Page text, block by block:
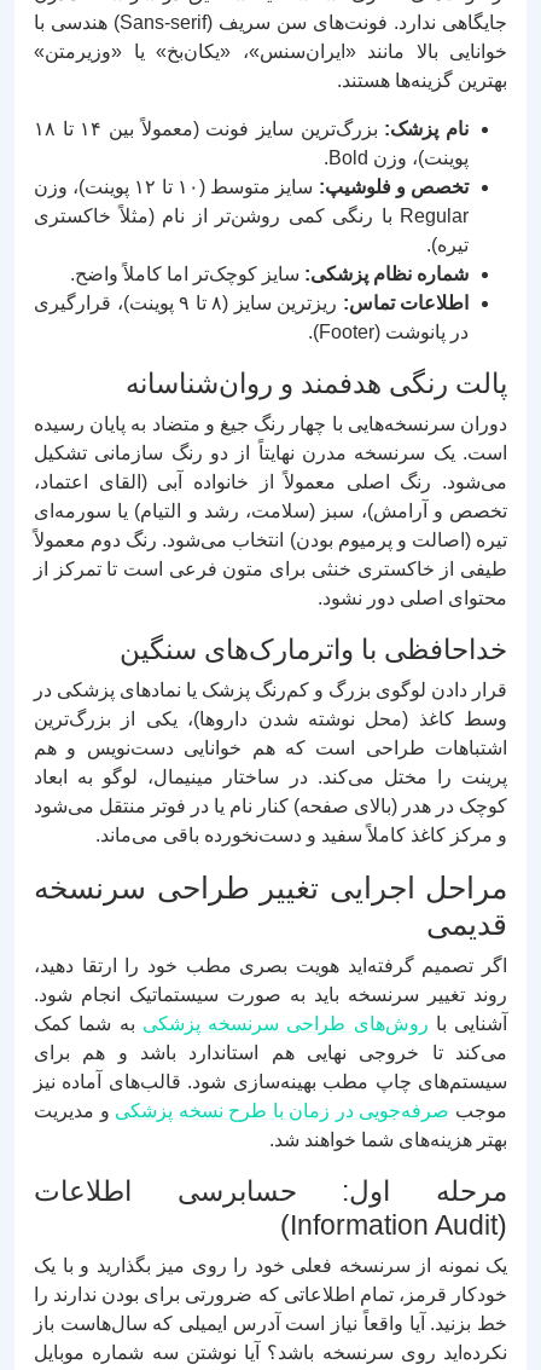
جایگاهی ندارد. فونت‌های سن سریف (Sans-serif) هندسی با
خوانایی بالا مانند «ایران‌سنس»، «یکان‌بخ» یا «وزیرمتن»
بهترین گزینه‌ها هستند.
نام پزشک:
بزرگ‌ترین سایز فونت (معمولاً بین ۱۴ تا ۱۸
پوینت)، وزن Bold.
تخصص و فلوشیپ:
سایز متوسط (۱۰ تا ۱۲ پوینت)، وزن
Regular با رنگی کمی روشن‌تر از نام (مثلاً خاکستری
تیره).
شماره نظام پزشکی: سایز کوچک‌تر اما کاملاً واضح.
اطلاعات تماس:
ریزترین سایز (۸ تا ۹ پوینت)، قرارگیری
در پانوشت (Footer).
پالت رنگی هدفمند و روان‌شناسانه
دوران سرنسخه‌هایی با چهار رنگ جیغ و متضاد به پایان رسیده
است. یک سرنسخه مدرن نهایتاً از دو رنگ سازمانی تشکیل
می‌شود. رنگ اصلی معمولاً از خانواده آبی (القای اعتماد،
تخصص و آرامش)، سبز (سلامت، رشد و التیام) یا سورمه‌ای
تیره (اصالت و پرمیوم بودن) انتخاب می‌شود. رنگ دوم معمولاً
طیفی از خاکستری خنثی برای متون فرعی است تا تمرکز از
محتوای اصلی دور نشود.
خداحافظی با واترمارک‌های سنگین
قرار دادن لوگوی بزرگ و کم‌رنگ پزشک یا نمادهای پزشکی در
وسط کاغذ (محل نوشته شدن داروها)، یکی از بزرگ‌ترین
اشتباهات طراحی است که هم خوانایی دست‌نویس و هم
پرینت را مختل می‌کند. در ساختار مینیمال، لوگو به ابعاد
کوچک در هدر (بالای صفحه) کنار نام یا در فوتر منتقل می‌شود
و مرکز کاغذ کاملاً سفید و دست‌نخورده باقی می‌ماند.
مراحل اجرایی تغییر طراحی سرنسخه
قدیمی
اگر تصمیم گرفته‌اید هویت بصری مطب خود را ارتقا دهید،
روند تغییر سرنسخه باید به صورت سیستماتیک انجام شود.
آشنایی با روش‌های طراحی سرنسخه پزشکی به شما کمک
می‌کند تا خروجی نهایی هم استاندارد باشد و هم برای
سیستم‌های چاپ مطب بهینه‌سازی شود. قالب‌های آماده نیز
موجب صرفه‌جویی در زمان با طرح نسخه پزشکی و مدیریت
بهتر هزینه‌های شما خواهند شد.
مرحله اول: حسابرسی اطلاعات
(Information Audit)
یک نمونه از سرنسخه فعلی خود را روی میز بگذارید و با یک
خودکار قرمز، تمام اطلاعاتی که ضرورتی برای بودن ندارند را
خط بزنید. آیا واقعاً نیاز است آدرس ایمیلی که سال‌هاست باز
نکرده‌اید روی سرنسخه باشد؟ آیا نوشتن سه شماره موبایل